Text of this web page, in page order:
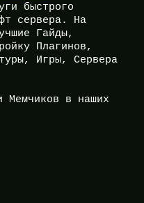
быстрого
сервера. На
Гайды,
Плагинов,
Игры, Сервера
Мемчиков в наших